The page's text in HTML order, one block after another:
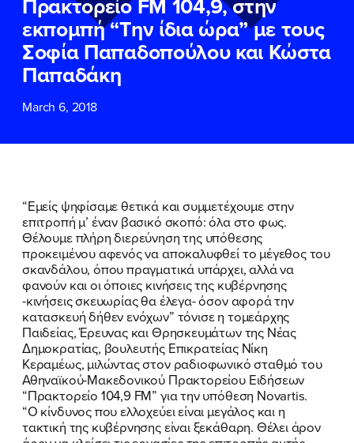
εκπομπή “Την ίδια ώρα” με τους
Σοφία Παπαδοπούλου και Κώστα
Παπαδάκη
March 6, 2018
“Εμείς ψηφίσαμε θετικά και συμμετέχουμε στην
επιτροπή μ’ έναν βασικό σκοπό: όλα στο φως.
Θέλουμε πλήρη διερεύνηση της υπόθεσης
προκειμένου αφενός να αποκαλυφθεί το μέγεθος του
σκανδάλου, όπου πραγματικά υπάρχει, αλλά να
φανούν και οι όποιες κινήσεις της κυβέρνησης
-κινήσεις σκευωρίας θα έλεγα- όσον αφορά την
κατασκευή δήθεν ενόχων” τόνισε η τομεάρχης
Παιδείας, Έρευνας και Θρησκευμάτων της Νέας
Δημοκρατίας, βουλευτής Επικρατείας Νίκη
Κεραμέως, μιλώντας στον ραδιοφωνικό σταθμό του
Αθηναϊκού-Μακεδονικού Πρακτορείου Ειδήσεων
“Πρακτορείο 104,9 FM” για την υπόθεση Novartis.
“Ο κίνδυνος που ελλοχεύει είναι μεγάλος και η
τακτική της κυβέρνησης είναι ξεκάθαρη. Θέλει άρον
ΕΠΙΘΕΤΟ*
ΤΗΛΕΦΩΝΟ
EMAIL
Δεδομένων
και τους τους
Χρήσηςτου δικτυακού τόπου του
Πολιτικού Γραφείου της Βουλευτού
Νίκης Κεραμέως
ΥΠΟΒΟΛΗ
ΕΠΙΘΕΤΟ*
ΤΗΛΕΦΩΝΟ
EMAIL
Δεδομένων
και τους τους
Χρήσηςτου δικτυακού τόπου του
Πολιτικού Γραφείου της Βουλευτού
Νίκης Κεραμέως
ΥΠΟΒΟΛΗ